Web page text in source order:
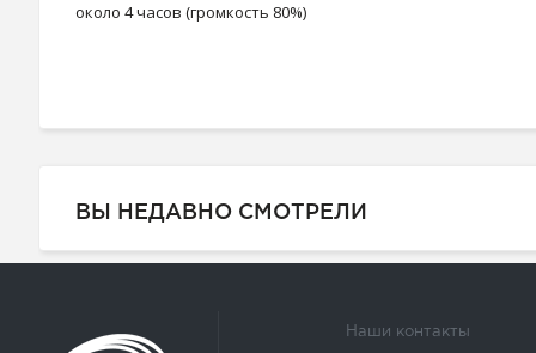
около 4 часов (громкость 80%)
ВЫ НЕДАВНО СМОТРЕЛИ
Наши контакты